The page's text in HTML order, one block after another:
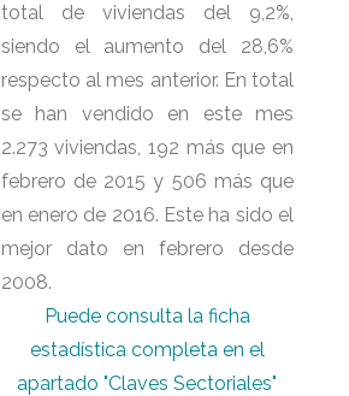
total de viviendas del 9,2%,
siendo el aumento del 28,6%
respecto al mes anterior. En total
se han vendido en este mes
2.273 viviendas, 192 más que en
febrero de 2015 y 506 más que
en enero de 2016. Este ha sido el
mejor dato en febrero desde
2008.
Puede consulta la ficha
estadística completa en el
apartado "Claves Sectoriales"